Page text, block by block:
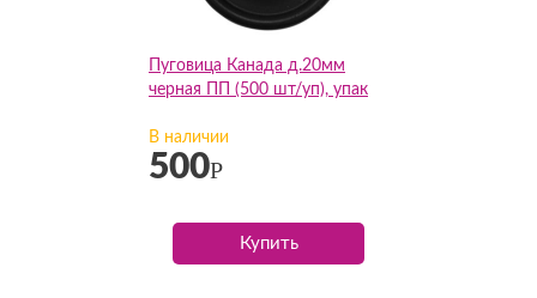
Пуговица Канада д.20мм
черная ПП (500 шт/уп), упак
В наличии
500Р
Купить